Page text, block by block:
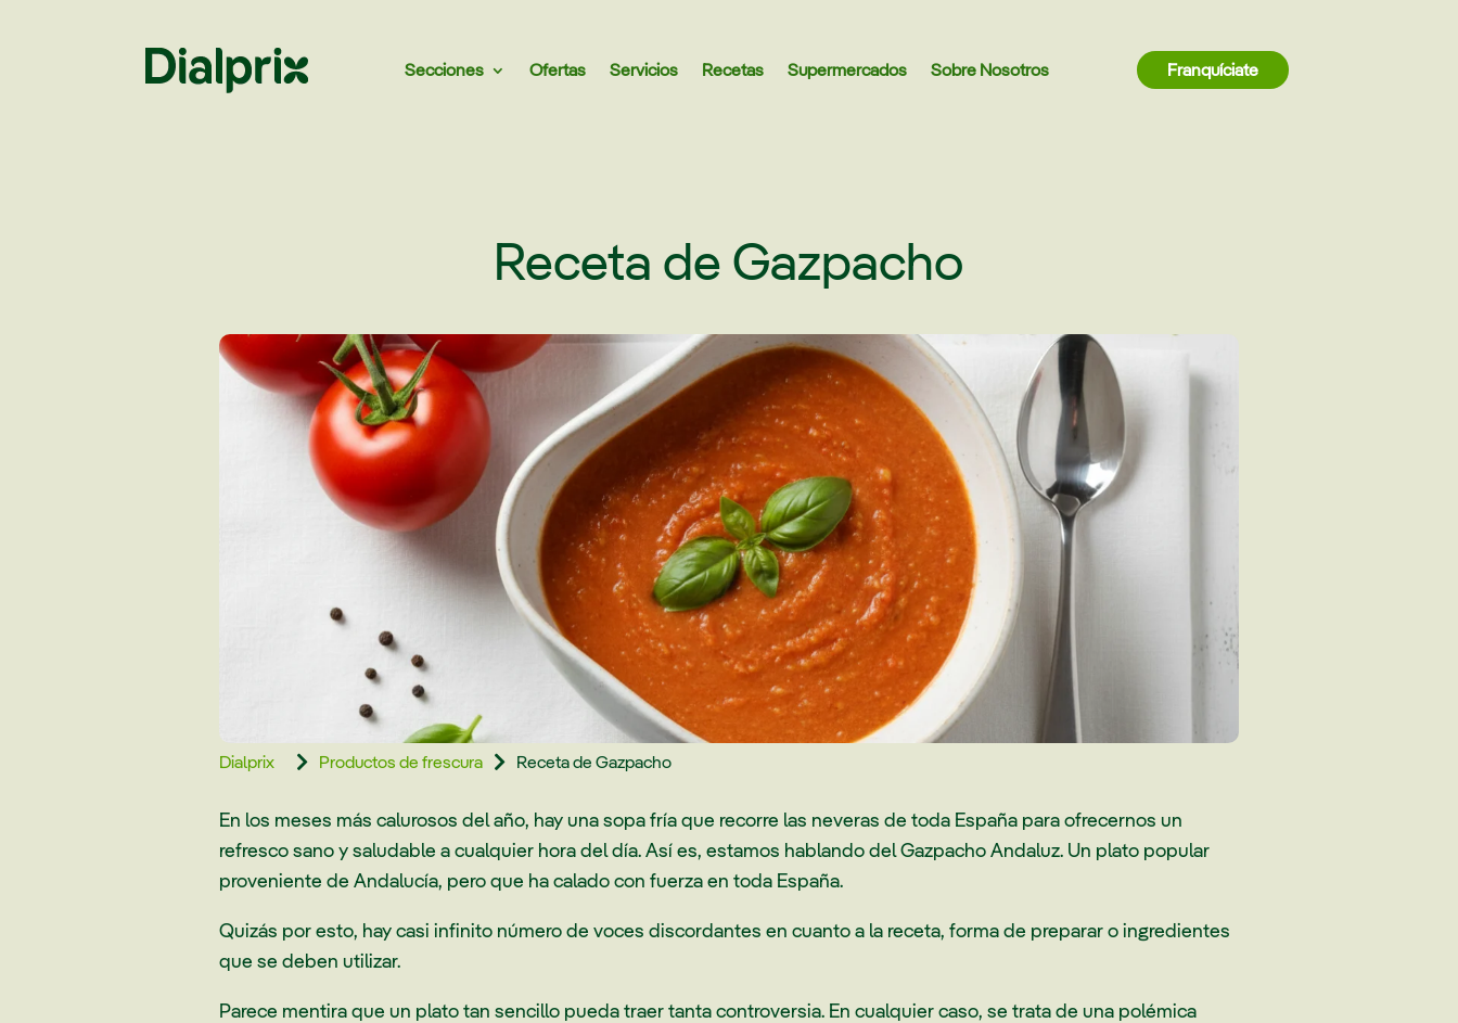
Secciones Ofertas Servicios Recetas Supermercados Sobre Nosotros Franquíciate
Receta de Gazpacho
Dialprix  Productos de frescura  Receta de Gazpacho
En los meses más calurosos del año, hay una sopa fría que recorre las neveras de toda España para ofrecernos un
refresco sano y saludable a cualquier hora del día. Así es, estamos hablando del Gazpacho Andaluz. Un plato popular
proveniente de Andalucía, pero que ha calado con fuerza en toda España.
Quizás por esto, hay casi infinito número de voces discordantes en cuanto a la receta, forma de preparar o ingredientes
que se deben utilizar.
Parece mentira que un plato tan sencillo pueda traer tanta controversia. En cualquier caso, se trata de una polémica